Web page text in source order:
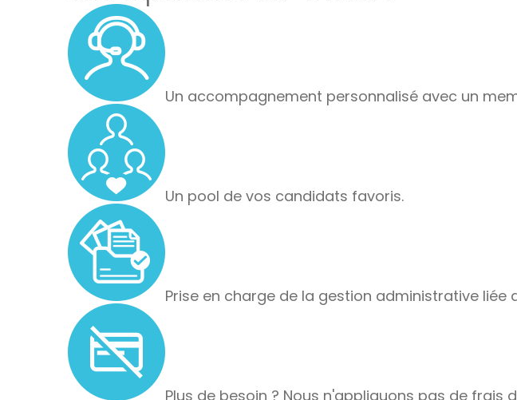
Un accompagnement personnalisé avec un
Un pool de vos candidats favoris.
Prise en charge de la gestion administrative liée
Plus de besoin ? Nous n'appliquons pas de frais